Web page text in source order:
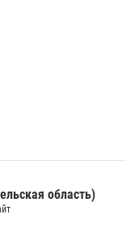
область)